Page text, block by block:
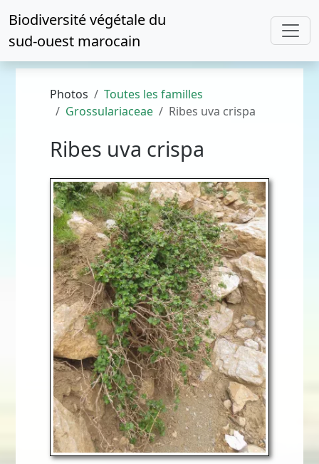
Biodiversité végétale du
sud-ouest marocain
Photos
Toutes les familles
Grossulariaceae
Ribes uva crispa
Ribes uva crispa